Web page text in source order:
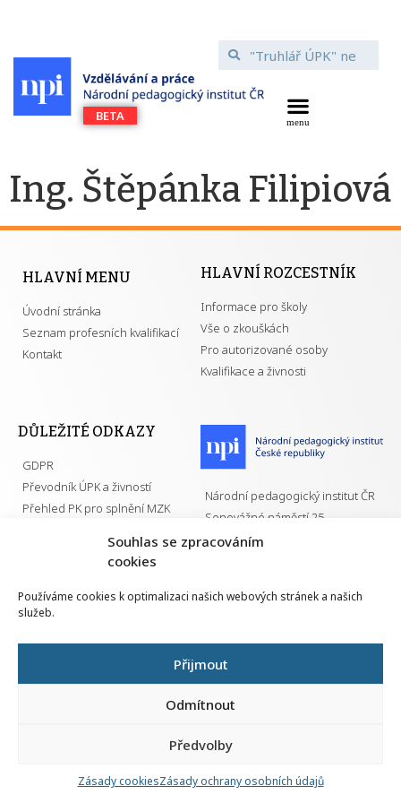
Souhlas se zpracováním
cookies
Používáme cookies k optimalizaci našich webových stránek a našich
služeb.
Přijmout
Odmítnout
Předvolby
Zásady cookiesZásady ochrany osobních údajů
Ing. Štěpánka Filipiová
HLAVNÍ MENU
Úvodní stránka
Seznam profesních kvalifikací
Kontakt
HLAVNÍ ROZCESTNÍK
Informace pro školy
Vše o zkouškách
Pro autorizované osoby
Kvalifikace a živnosti
DŮLEŽITÉ ODKAZY
GDPR
Převodník ÚPK a živností
Přehled PK pro splnění MZK
Národní pedagogický institut ČR
Senovážné náměstí 25
110 00 Praha 1